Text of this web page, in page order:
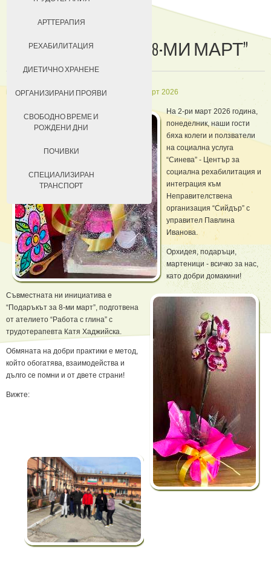
ДОБРОВОЛЦИ
ЗА КЮСТЕНДИЛ
НАСТАНЯВАНЕ
УСЛОВИЯ ЗА ПРЕБИВАВАНЕ
ТАКСИ ЗА ПРЕБИВАВАНЕ
АРТТЕРАПИЯ
РЕХАБИЛИТАЦИЯ
ДИЕТИЧНО ХРАНЕНЕ
ОРГАНИЗИРАНИ ПРОЯВИ
СВОБОДНО ВРЕМЕ И
РОЖДЕНИ ДНИ
ПОЧИВКИ
СПЕЦИАЛИЗИРАН
ТРАНСПОРТ
“ПОДАРЪКЪТ ЗА 8-МИ МАРТ”
in Кратки новини Създадена на 04 март 2026
На 2-ри март 2026 година,
понеделник, наши гости
бяха колеги и ползватели
на социална услуга
“Синева” - Център за
социална рехабилитация и
интеграция към
Неправителствена
организация “Сийдър” с
управител Павлина
Иванова.
Орхидея, подаръци,
мартеници - всичко за нас,
като добри домакини!
Съвместната ни инициатива е
“Подаръкът за 8-ми март”, подготвена
от ателието “Работа с глина” с
трудотерапевта Катя Хаджийска.
Обмяната на добри практики е метод,
който обогатява, взаимодейства и
дълго се помни и от двете страни!
Вижте: